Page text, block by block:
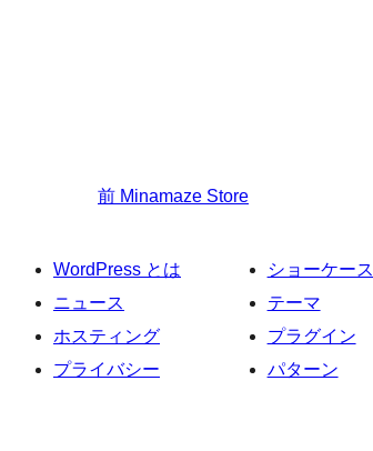
前 Minamaze Store
WordPress とは
ニュース
ホスティング
プライバシー
ショーケース
テーマ
プラグイン
パターン